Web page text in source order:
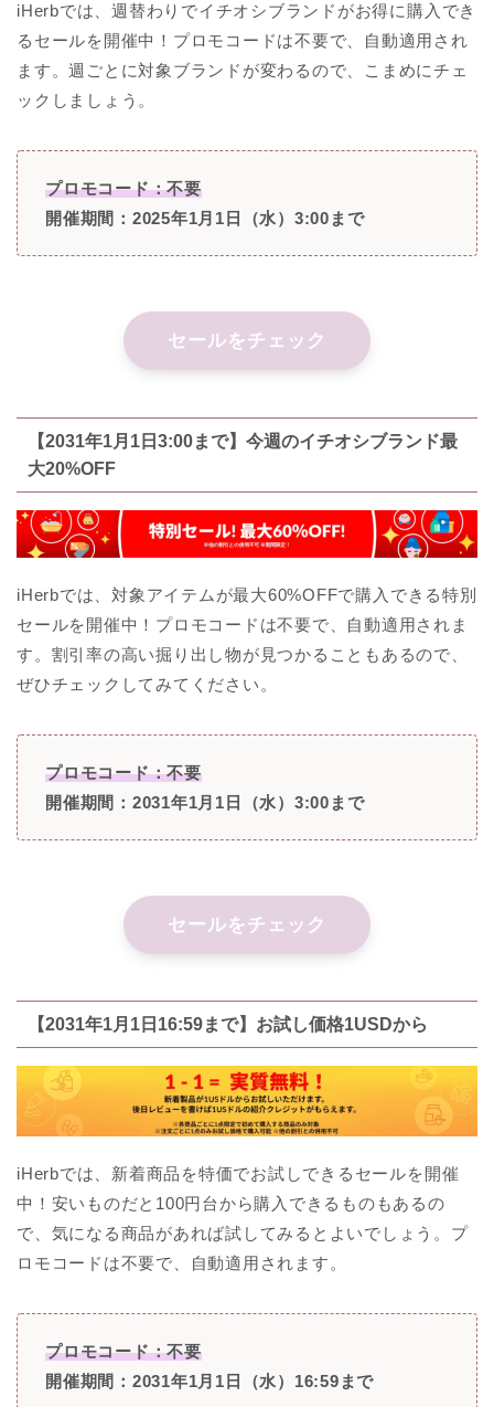
iHerbでは、週替わりでイチオシブランドがお得に購入でき
るセールを開催中！プロモコードは不要で、自動適用され
ます。週ごとに対象ブランドが変わるので、こまめにチェ
ックしましょう。
プロモコード：不要
開催期間：2025年1月1日（水）3:00まで
セールをチェック
【2031年1月1日3:00まで】今週のイチオシブランド最
大20%OFF
iHerbでは、対象アイテムが最大60%OFFで購入できる特別
セールを開催中！プロモコードは不要で、自動適用されま
す。割引率の高い掘り出し物が見つかることもあるので、
ぜひチェックしてみてください。
プロモコード：不要
開催期間：2031年1月1日（水）3:00まで
セールをチェック
【2031年1月1日16:59まで】お試し価格1USDから
iHerbでは、新着商品を特価でお試しできるセールを開催
中！安いものだと100円台から購入できるものもあるの
で、気になる商品があれば試してみるとよいでしょう。プ
ロモコードは不要で、自動適用されます。
プロモコード：不要
開催期間：2031年1月1日（水）16:59まで